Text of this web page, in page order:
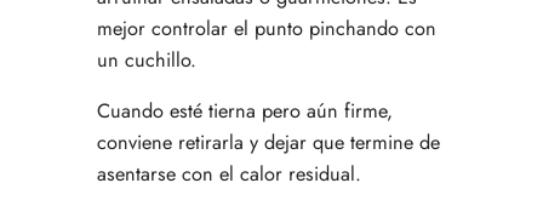
mejor controlar el punto pinchando con
un cuchillo.
Cuando esté tierna pero aún firme,
conviene retirarla y dejar que termine de
asentarse con el calor residual.